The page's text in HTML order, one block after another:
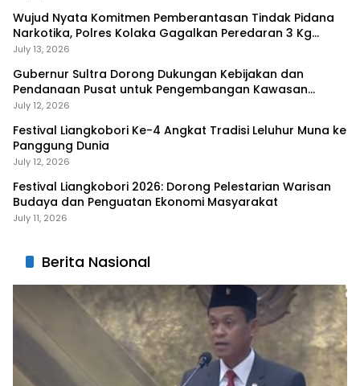
Wujud Nyata Komitmen Pemberantasan Tindak Pidana
Narkotika, Polres Kolaka Gagalkan Peredaran 3 Kg
Sabu-Sabu
July 13, 2026
Gubernur Sultra Dorong Dukungan Kebijakan dan
Pendanaan Pusat untuk Pengembangan Kawasan
Liangkobhori
July 12, 2026
Festival Liangkobori Ke-4 Angkat Tradisi Leluhur Muna ke
Panggung Dunia
July 12, 2026
Festival Liangkobori 2026: Dorong Pelestarian Warisan
Budaya dan Penguatan Ekonomi Masyarakat
July 11, 2026
Berita Nasional